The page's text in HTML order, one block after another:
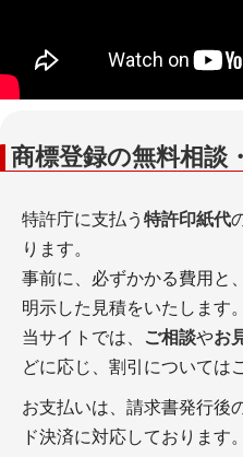
商標登録の無料相談
特許庁に支払う 特許印紙代
ります。
事前に、必ずかかる費用と
明示した見積をいたします。
当サイトでは、
ご相談やお
どに応じ、割引については
お支払いは、請求書発行後
ド決済に対応しております。